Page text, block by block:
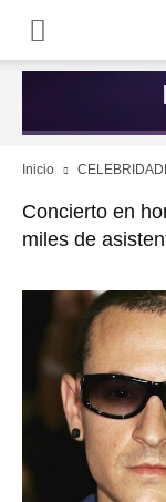
Inicio
Concierto en
miles de